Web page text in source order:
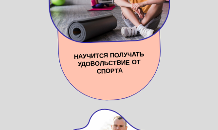
НАУЧИТСЯ ПОЛУЧАТЬ
УДОВОЛЬСТВИЕ ОТ
СПОРТА